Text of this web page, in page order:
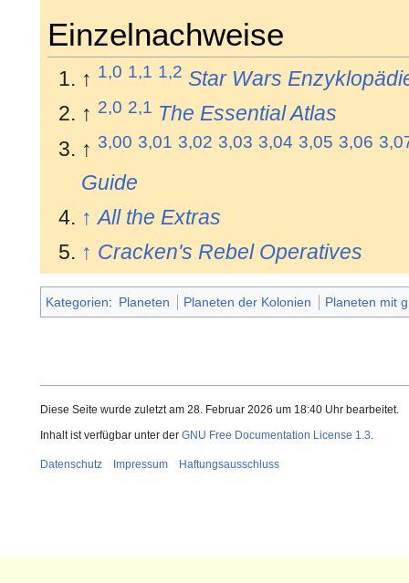
Einzelnachweise
↑ 1,0 1,1 1,2 Star Wars
↑ 2,0 2,1 The Essential Atlas
↑3,00 3,01 3,02 3,03 3,04 3,05 3,06
Guide
↑ All the Extras
↑ Cracken's Rebel Operatives
Kategorien: Planeten Planeten der Kolonien Planeten mit
Diese Seite wurde zuletzt am 28. Februar 2026 um 18:40 Uhr bearbeitet.
Inhalt ist verfügbar unter der GNU Free Documentation License 1.3.
Datenschutz Impressum Haftungsausschluss